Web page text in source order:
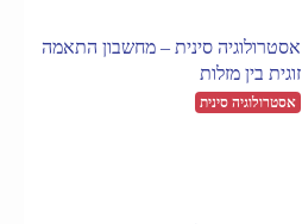
אסטרולוגיה סינית – מחשבון התאמה
זוגית בין מזלות
אסטרולוגיה סינית